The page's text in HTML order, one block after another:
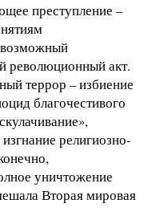
преступление –
революционный акт.
террор – избиение
благочестивого
религиозно-
уничтожение
Вторая мировая